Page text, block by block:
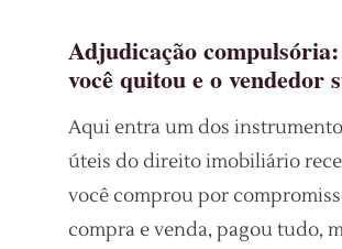
Adjudicação
você quitou e o vendedor
Aqui entra um dos
úteis do direito imobiliário
você comprou por
compra e venda, pagou tudo,